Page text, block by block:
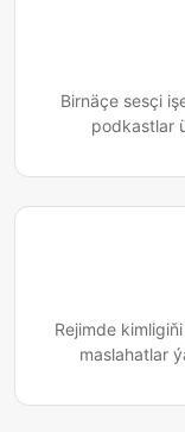
Birnäçe sesçi
podkastlar
Rejimde
maslahatlar